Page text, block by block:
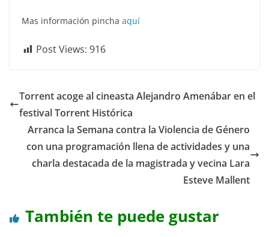
Mas información pincha aquí
Post Views: 916
Torrent acoge al cineasta Alejandro Amenábar en el
festival Torrent Histórica
Arranca la Semana contra la Violencia de Género
con una programación llena de actividades y una
charla destacada de la magistrada y vecina Lara
Esteve Mallent
También te puede gustar